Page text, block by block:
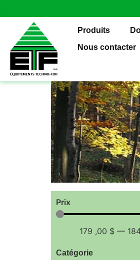
Produits
Nous contacter
Prix
179 ,00 $—
Catégorie